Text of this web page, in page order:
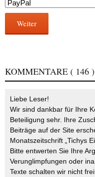
Weiter
KOMMENTARE ( 146 )
Liebe Leser!
Wir sind dankbar für Ihre
Beteiligung sehr. Ihre
Beiträge auf der Site
Monatszeitschrift „Tichys
Bitte entwerten Sie Ihre
Verunglimpfungen oder
Texte schalten wir nicht